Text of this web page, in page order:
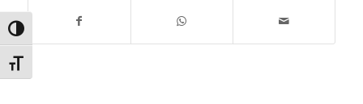
Umschalten auf hohe Kontraste
Schrift vergrößern